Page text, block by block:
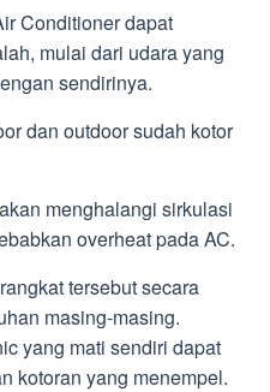
Conditioner dapat
mulai dari udara yang
sendirinya.
dan outdoor sudah kotor
menghalangi sirkulasi
overheat pada AC.
tersebut secara
masing-masing.
yang mati sendiri dapat
kotoran yang menempel.